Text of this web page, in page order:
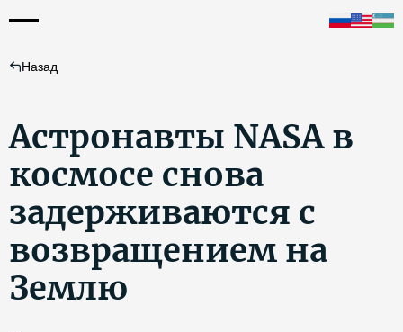
Назад
Астронавты NASA в
космосе снова
задерживаются с
возвращением на
Землю